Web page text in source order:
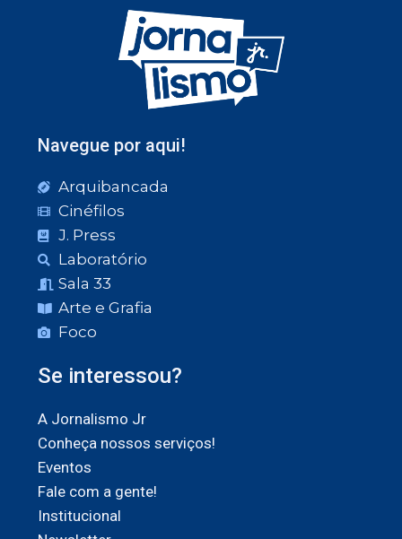
Navegue por aqui!
Arquibancada
Cinéfilos
J. Press
Laboratório
Sala 33
Arte e Grafia
Foco
Se interessou?
A Jornalismo Jr
Conheça nossos serviços!
Eventos
Fale com a gente!
Institucional